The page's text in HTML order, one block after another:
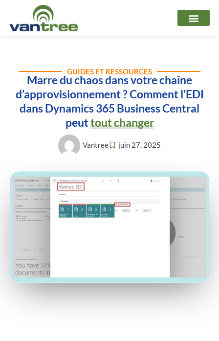
contenu
GUIDES ET RESSOURCES
Marre du chaos dans votre chaîne
d’approvisionnement ? Comment l’EDI
dans Dynamics 365 Business Central
peuttout changer
Vantree juin 27, 2025